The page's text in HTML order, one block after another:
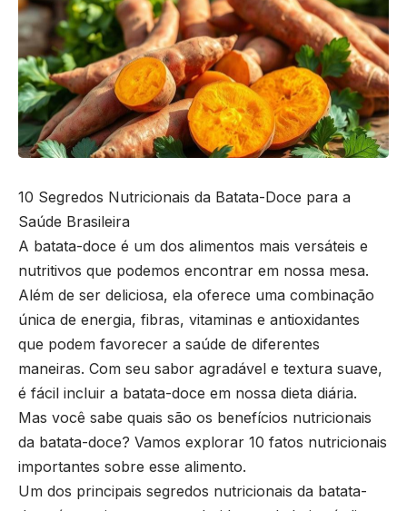
10 Segredos Nutricionais da Batata-Doce para a
Saúde Brasileira
A batata-doce é um dos alimentos mais versáteis e
nutritivos que podemos encontrar em nossa mesa.
Além de ser deliciosa, ela oferece uma combinação
única de energia, fibras, vitaminas e antioxidantes
que podem favorecer a saúde de diferentes
maneiras. Com seu sabor agradável e textura suave,
é fácil incluir a batata-doce em nossa dieta diária.
Mas você sabe quais são os benefícios nutricionais
da batata-doce? Vamos explorar 10 fatos nutricionais
importantes sobre esse alimento.
Um dos principais segredos nutricionais da batata-